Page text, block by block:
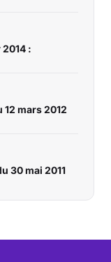
:
mars 2012
30 mai 2011